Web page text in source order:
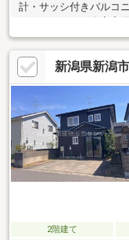
計・サッシ付きバルコ
定！・既存住宅瑕疵保
ン・浴室・トイレ）新
分西川中学校 徒歩３
室はくつろぎスペース
やタイヤの収納も可能
で断熱性ＵＰ〇空調機
備の新品キッチン
新潟県新潟
2階建て